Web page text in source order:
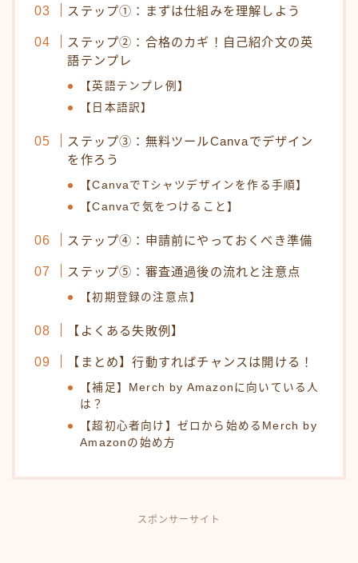
ステップ①：まずは仕組みを理解しよう
ステップ②：合格のカギ！自己紹介文の英
語テンプレ
【英語テンプレ例】
【日本語訳】
ステップ③：無料ツールCanvaでデザイン
を作ろう
【CanvaでTシャツデザインを作る手順】
【Canvaで気をつけること】
ステップ④：申請前にやっておくべき準備
ステップ⑤：審査通過後の流れと注意点
【初期登録の注意点】
【よくある失敗例】
【まとめ】行動すればチャンスは開ける！
【補足】Merch by Amazonに向いている人
は？
【超初心者向け】ゼロから始めるMerch by
Amazonの始め方
スポンサーサイト